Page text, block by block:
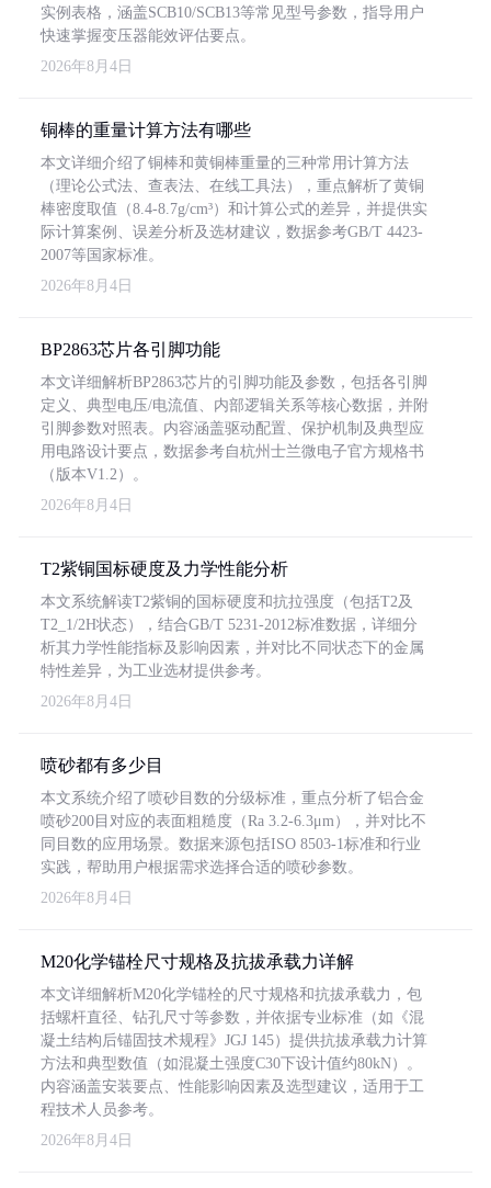
实例表格，涵盖SCB10/SCB13等常见型号参数，指导用户
快速掌握变压器能效评估要点。
2026年8月4日
铜棒的重量计算方法有哪些
本文详细介绍了铜棒和黄铜棒重量的三种常用计算方法
（理论公式法、查表法、在线工具法），重点解析了黄铜
棒密度取值（8.4-8.7g/cm³）和计算公式的差异，并提供实
际计算案例、误差分析及选材建议，数据参考GB/T 4423-
2007等国家标准。
2026年8月4日
BP2863芯片各引脚功能
本文详细解析BP2863芯片的引脚功能及参数，包括各引脚
定义、典型电压/电流值、内部逻辑关系等核心数据，并附
引脚参数对照表。内容涵盖驱动配置、保护机制及典型应
用电路设计要点，数据参考自杭州士兰微电子官方规格书
（版本V1.2）。
2026年8月4日
T2紫铜国标硬度及力学性能分析
本文系统解读T2紫铜的国标硬度和抗拉强度（包括T2及
T2_1/2H状态），结合GB/T 5231-2012标准数据，详细分
析其力学性能指标及影响因素，并对比不同状态下的金属
特性差异，为工业选材提供参考。
2026年8月4日
喷砂都有多少目
本文系统介绍了喷砂目数的分级标准，重点分析了铝合金
喷砂200目对应的表面粗糙度（Ra 3.2-6.3μm），并对比不
同目数的应用场景。数据来源包括ISO 8503-1标准和行业
实践，帮助用户根据需求选择合适的喷砂参数。
2026年8月4日
M20化学锚栓尺寸规格及抗拔承载力详解
本文详细解析M20化学锚栓的尺寸规格和抗拔承载力，包
括螺杆直径、钻孔尺寸等参数，并依据专业标准（如《混
凝土结构后锚固技术规程》JGJ 145）提供抗拔承载力计算
方法和典型数值（如混凝土强度C30下设计值约80kN）。
内容涵盖安装要点、性能影响因素及选型建议，适用于工
程技术人员参考。
2026年8月4日